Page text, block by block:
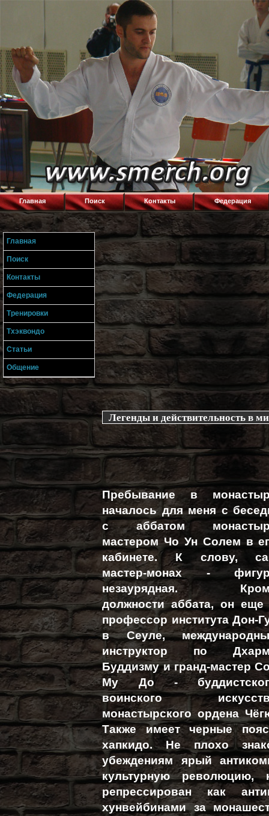
Главная Поиск Контакты Федерация
Легенды и действительность в
Пребывание в
началось для меня с
с аббатом
мастером Чо Ун Солем в
кабинете. К слову,
мастер-монах -
незаурядная.
должности аббата, он еще
профессор института Дон-
в Сеуле,
инструктор по
Буддизму и гранд-мастер
Му До -
воинского
монастырского ордена
Также имеет черные
хапкидо. Не плохо
убеждениям ярый
культурную
репрессирован как
хунвейбинами за
Главная
Поиск
Контакты
Федерация
Тренировки
Тхэквондо
Статьи
Общение